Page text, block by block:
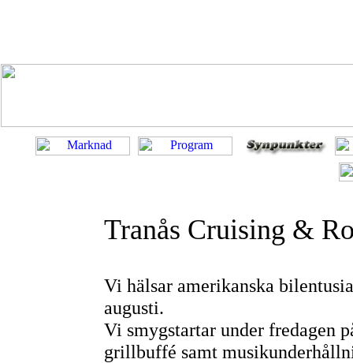
Tranås Cruising &
Vi hälsar amerikanska
augusti.
Vi smygstartar under fredagen
grillbuffé samt